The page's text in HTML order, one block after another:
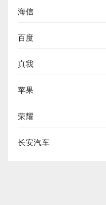
海信
百度
真我
苹果
荣耀
长安汽车